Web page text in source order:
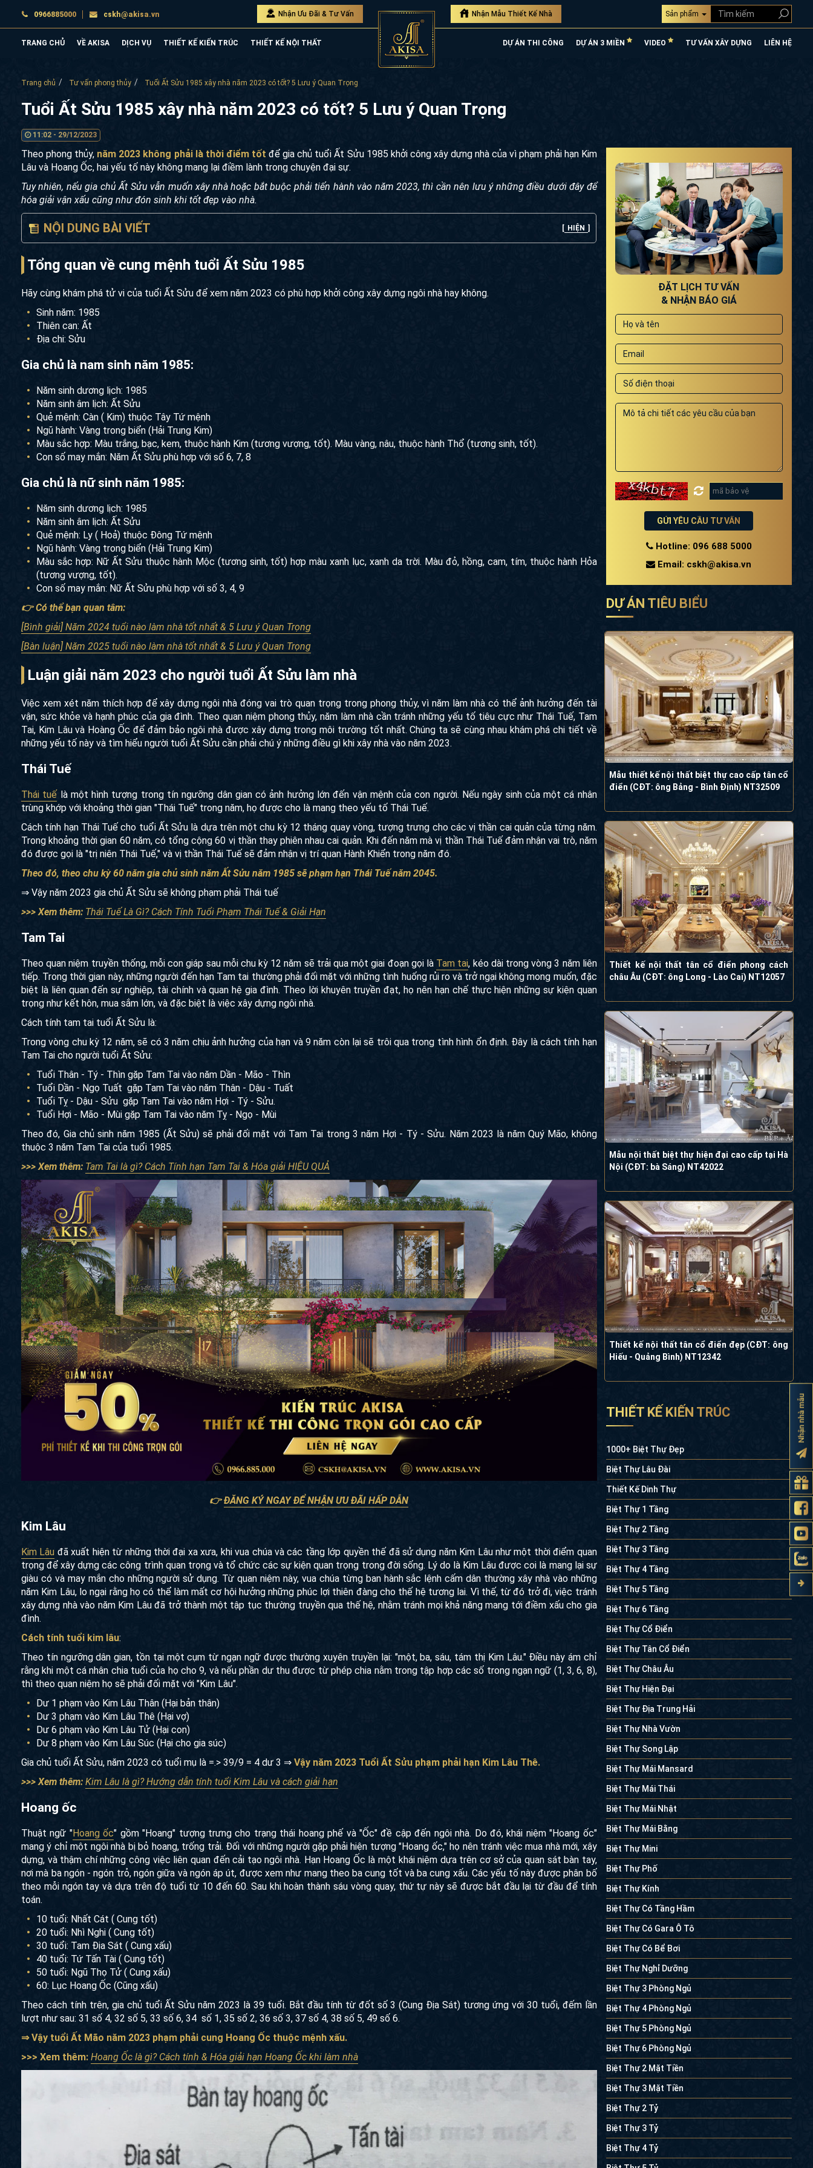
0966885000 cskh@akisa.vn Nhận Ưu Đãi & Tư Vấn Nhận Mẫu Thiết Kế Nhà Sản phẩm
TRANG CHỦ VỀ AKISA DỊCH VỤ THIẾT KẾ KIẾN TRÚC THIẾT KẾ NỘI THẤT DỰ ÁN THI CÔNG DỰ ÁN 3 MIỀN VIDEO TƯ VẤN XÂY DỰNG LIÊN HỆ
Trang chủ Tư vấn phong thủy Tuổi Ất Sửu 1985 xây nhà năm 2023 có tốt? 5 Lưu ý Quan Trọng
Tuổi Ất Sửu 1985 xây nhà năm 2023 có tốt? 5 Lưu ý Quan Trọng
11:02 - 29/12/2023
Theo phong thủy, năm 2023 không phải là thời điểm tốt để gia chủ tuổi Ất Sửu 1985 khởi công xây dựng nhà của vì phạm phải hạn Kim
Lâu và Hoang Ốc, hai yếu tố này không mang lại điềm lành trong chuyện đại sự.
Tuy nhiên, nếu gia chủ Ất Sửu vẫn muốn xây nhà hoặc bắt buộc phải tiến hành vào năm 2023, thì cần nên lưu ý những điều dưới đây để
hóa giải vận xấu cũng như đón sinh khi tốt đẹp vào nhà.
NỘI DUNG BÀI VIẾT [ HIỆN ]
Tổng quan về cung mệnh tuổi Ất Sửu 1985
Hãy cùng khám phá tử vi của tuổi Ất Sửu để xem năm 2023 có phù hợp khởi công xây dựng ngôi nhà hay không.
Sinh năm: 1985
Thiên can: Ất
Địa chi: Sửu
Gia chủ là nam sinh năm 1985:
Năm sinh dương lịch: 1985
Năm sinh âm lịch: Ất Sửu
Quẻ mệnh: Càn ( Kim) thuộc Tây Tứ mệnh
Ngũ hành: Vàng trong biển (Hải Trung Kim)
Màu sắc hợp: Màu trắng, bạc, kem, thuộc hành Kim (tương vượng, tốt). Màu vàng, nâu, thuộc hành Thổ (tương sinh, tốt).
Con số may mắn: Năm Ất Sửu phù hợp với số 6, 7, 8
Gia chủ là nữ sinh năm 1985:
Năm sinh dương lịch: 1985
Năm sinh âm lịch: Ất Sửu
Quẻ mệnh: Ly ( Hoả) thuộc Đông Tứ mệnh
Ngũ hành: Vàng trong biển (Hải Trung Kim)
Màu sắc hợp: Nữ Ất Sửu thuộc hành Mộc (tương sinh, tốt) hợp màu xanh lục, xanh da trời. Màu đỏ, hồng, cam, tím, thuộc hành Hỏa
(tương vượng, tốt).
Con số may mắn: Nữ Ất Sửu phù hợp với số 3, 4, 9
👉 Có thể bạn quan tâm:
[Bình giải] Năm 2024 tuổi nào làm nhà tốt nhất & 5 Lưu ý Quan Trọng
[Bàn luận] Năm 2025 tuổi nào làm nhà tốt nhất & 5 Lưu ý Quan Trọng
Luận giải năm 2023 cho người tuổi Ất Sửu làm nhà
Việc xem xét năm thích hợp để xây dựng ngôi nhà đóng vai trò quan trọng trong phong thủy, vì năm làm nhà có thể ảnh hưởng đến tài
vận, sức khỏe và hạnh phúc của gia đình. Theo quan niệm phong thủy, năm làm nhà cần tránh những yếu tố tiêu cực như Thái Tuế, Tam
Tai, Kim Lâu và Hoàng Ốc để đảm bảo ngôi nhà được xây dựng trong môi trường tốt nhất. Chúng ta sẽ cùng nhau khám phá chi tiết về
những yếu tố này và tìm hiểu người tuổi Ất Sửu cần phải chú ý những điều gì khi xây nhà vào năm 2023.
Thái Tuế
Thái tuế là một hình tượng trong tín ngưỡng dân gian có ảnh hưởng lớn đến vận mệnh của con người. Nếu ngày sinh của một cá nhân
trùng khớp với khoảng thời gian "Thái Tuế" trong năm, họ được cho là mang theo yếu tố Thái Tuế.
Cách tính hạn Thái Tuế cho tuổi Ất Sửu là dựa trên một chu kỳ 12 tháng quay vòng, tượng trưng cho các vị thần cai quản của từng năm.
Trong khoảng thời gian 60 năm, có tổng cộng 60 vị thần thay phiên nhau cai quản. Khi đến năm mà vị thần Thái Tuế đảm nhận vai trò, năm
đó được gọi là "trị niên Thái Tuế," và vị thần Thái Tuế sẽ đảm nhận vị trí quan Hành Khiển trong năm đó.
Theo đó, theo chu kỳ 60 năm gia chủ sinh năm Ất Sửu năm 1985 sẽ phạm hạn Thái Tuế năm 2045.
⇒ Vậy năm 2023 gia chủ Ất Sửu sẽ không phạm phải Thái tuế
>>> Xem thêm: Thái Tuế Là Gì? Cách Tính Tuổi Phạm Thái Tuế & Giải Hạn
Tam Tai
Theo quan niệm truyền thống, mỗi con giáp sau mỗi chu kỳ 12 năm sẽ trải qua một giai đoạn gọi là Tam tai, kéo dài trong vòng 3 năm liên
tiếp. Trong thời gian này, những người đến hạn Tam tai thường phải đối mặt với những tình huống rủi ro và trở ngại không mong muốn, đặc
biệt là liên quan đến sự nghiệp, tài chính và quan hệ gia đình. Theo lời khuyên truyền đạt, họ nên hạn chế thực hiện những sự kiện quan
trọng như kết hôn, mua sắm lớn, và đặc biệt là việc xây dựng ngôi nhà.
Cách tính tam tai tuổi Ất Sửu là:
Trong vòng chu kỳ 12 năm, sẽ có 3 năm chịu ảnh hưởng của hạn và 9 năm còn lại sẽ trôi qua trong tình hình ổn định. Đây là cách tính hạn
Tam Tai cho người tuổi Ất Sửu:
Tuổi Thân - Tý - Thìn gặp Tam Tai vào năm Dần - Mão - Thìn
Tuổi Dần - Ngọ Tuất gặp Tam Tai vào năm Thân - Dậu - Tuất
Tuổi Tỵ - Dậu - Sửu gặp Tam Tai vào năm Hợi - Tý - Sửu.
Tuổi Hợi - Mão - Mùi gặp Tam Tai vào năm Tỵ - Ngọ - Mùi
Theo đó, Gia chủ sinh năm 1985 (Ất Sửu) sẽ phải đối mặt với Tam Tai trong 3 năm Hợi - Tý - Sửu. Năm 2023 là năm Quý Mão, không
thuộc 3 năm Tam Tai của tuổi 1985.
>>> Xem thêm: Tam Tai là gì? Cách Tính hạn Tam Tai & Hóa giải HIỆU QUẢ
👉ĐĂNG KÝ NGAY ĐỂ NHẬN ƯU ĐÃI HẤP DẪN
Kim Lâu
Kim Lâu đã xuất hiện từ những thời đại xa xưa, khi vua chúa và các tầng lớp quyền thế đã sử dụng năm Kim Lâu như một thời điểm quan
trọng để xây dựng các công trình quan trọng và tổ chức các sự kiện quan trọng trong đời sống. Lý do là Kim Lâu được coi là mang lại sự
giàu có và may mắn cho những người sử dụng. Từ quan niệm này, vua chúa từng ban hành sắc lệnh cấm dân thường xây nhà vào những
năm Kim Lâu, lo ngại rằng họ có thể làm mất cơ hội hưởng những phúc lợi thiên đàng cho thế hệ tương lai. Vì thế, từ đó trở đi, việc tránh
xây dựng nhà vào năm Kim Lâu đã trở thành một tập tục thường truyền qua thế hệ, nhằm tránh mọi khả năng mang tới điềm xấu cho gia
đình.
Cách tính tuổi kim lâu:
Theo tín ngưỡng dân gian, tồn tại một cụm từ ngạn ngữ được thường xuyên truyền lại: "một, ba, sáu, tám thị Kim Lâu." Điều này ám chỉ
rằng khi một cá nhân chia tuổi của họ cho 9, và nếu phần dư thu được từ phép chia nằm trong tập hợp các số trong ngạn ngữ (1, 3, 6, 8),
thì theo quan niệm họ sẽ phải đối mặt với "Kim Lâu".
Dư 1 phạm vào Kim Lâu Thân (Hại bản thân)
Dư 3 phạm vào Kim Lâu Thê (Hại vợ)
Dư 6 phạm vào Kim Lâu Tử (Hại con)
Dư 8 phạm vào Kim Lâu Súc (Hại cho gia súc)
Gia chủ tuổi Ất Sửu, năm 2023 có tuổi mụ là =.> 39/9 = 4 dư 3 ⇒ Vậy năm 2023 Tuổi Ất Sửu phạm phải hạn Kim Lâu Thê.
>>> Xem thêm: Kim Lâu là gì? Hướng dẫn tính tuổi Kim Lâu và cách giải hạn
Hoang ốc
Thuật ngữ "Hoang ốc" gồm "Hoang" tượng trưng cho trạng thái hoang phế và "Ốc" đề cập đến ngôi nhà. Do đó, khái niệm "Hoang ốc"
mang ý chỉ một ngôi nhà bị bỏ hoang, trống trải. Đối với những người gặp phải hiện tượng "Hoang ốc," họ nên tránh việc mua nhà mới, xây
dựng, và thậm chí những công việc liên quan đến cải tạo ngôi nhà. Hạn Hoang Ốc là một khái niệm dựa trên cơ sở của quan sát bàn tay,
nơi mà ba ngón - ngón trỏ, ngón giữa và ngón áp út, được xem như mang theo ba cung tốt và ba cung xấu. Các yếu tố này được phân bố
theo mỗi ngón tay và dựa trên độ tuổi từ 10 đến 60. Sau khi hoàn thành sáu vòng quay, thứ tự này sẽ được bắt đầu lại từ đầu để tính
toán.
10 tuổi: Nhất Cát ( Cung tốt)
20 tuổi: Nhì Nghi ( Cung tốt)
30 tuổi: Tam Địa Sát ( Cung xấu)
40 tuổi: Tứ Tấn Tài ( Cung tốt)
50 tuổi: Ngũ Thọ Tử ( Cung xấu)
60: Lục Hoang Ốc (Cũng xấu)
Theo cách tính trên, gia chủ tuổi Ất Sửu năm 2023 là 39 tuổi. Bắt đầu tính từ đốt số 3 (Cung Địa Sát) tương ứng với 30 tuổi, đếm lần
lượt như sau: 31 số 4, 32 số 5, 33 số 6, 34 số 1, 35 số 2, 36 số 3, 37 số 4, 38 số 5, 49 số 6.
⇒ Vậy tuổi Ất Mão năm 2023 phạm phải cung Hoang Ốc thuộc mệnh xấu.
>>> Xem thêm: Hoang Ốc là gì? Cách tính & Hóa giải hạn Hoang Ốc khi làm nhà
ĐẶT LỊCH TƯ VẤN
& NHẬN BÁO GIÁ
GỬI YÊU CẦU TƯ VẤN
Hotline: 096 688 5000
Email: cskh@akisa.vn
DỰ ÁN TIÊU BIỂU
Mẫu thiết kế nội thất biệt thự cao cấp tân cổ
điển (CĐT: ông Bảng - Bình Định) NT32509
Thiết kế nội thất tân cổ điển phong cách
châu Âu (CĐT: ông Long - Lào Cai) NT12057
Mẫu nội thất biệt thự hiện đại cao cấp tại Hà
Nội (CĐT: bà Sáng) NT42022
Thiết kế nội thất tân cổ điển đẹp (CĐT: ông
Hiếu - Quảng Bình) NT12342
THIẾT KẾ KIẾN TRÚC
1000+ Biệt Thự Đẹp
Biệt Thự Lâu Đài
Thiết Kế Dinh Thự
Biệt Thự 1 Tầng
Biệt Thự 2 Tầng
Biệt Thự 3 Tầng
Biệt Thự 4 Tầng
Biệt Thự 5 Tầng
Biệt Thự 6 Tầng
Biệt Thự Cổ Điển
Biệt Thự Tân Cổ Điển
Biệt Thự Châu Âu
Biệt Thự Hiện Đại
Biệt Thự Địa Trung Hải
Biệt Thự Nhà Vườn
Biệt Thự Song Lập
Biệt Thự Mái Mansard
Biệt Thự Mái Thái
Biệt Thự Mái Nhật
Biệt Thự Mái Bằng
Biệt Thự Mini
Biệt Thự Phố
Biệt Thự Kính
Biệt Thự Có Tầng Hầm
Biệt Thự Có Gara Ô Tô
Biệt Thự Có Bể Bơi
Biệt Thự Nghỉ Dưỡng
Biệt Thự 3 Phòng Ngủ
Biệt Thự 4 Phòng Ngủ
Biệt Thự 5 Phòng Ngủ
Biệt Thự 6 Phòng Ngủ
Biệt Thự 2 Mặt Tiền
Biệt Thự 3 Mặt Tiền
Biệt Thự 2 Tỷ
Biệt Thự 3 Tỷ
Biệt Thự 4 Tỷ
Nhận nhà mẫu